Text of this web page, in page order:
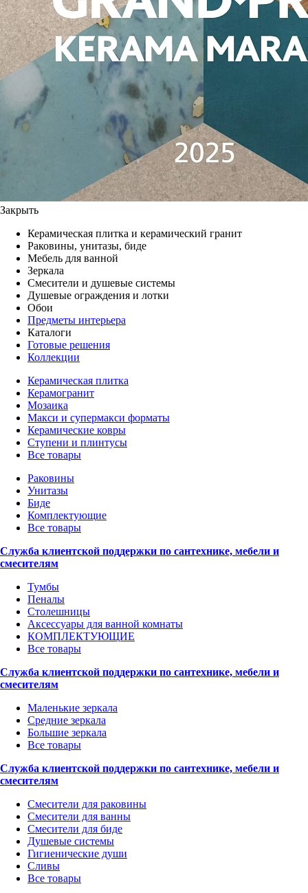
Закрыть
Керамическая плитка и керамический гранит
Раковины, унитазы, биде
Мебель для ванной
Зеркала
Смесители и душевые системы
Душевые ограждения и лотки
Обои
Предметы интерьера
Каталоги
Готовые решения
Коллекции
Керамическая плитка
Керамогранит
Мозаика
Макси и супермакси форматы
Керамические ковры
Ступени и плинтусы
Все товары
Раковины
Унитазы
Биде
Комплектующие
Все товары
Служба клиентской поддержки по сантехнике, мебели и
смесителям
Тумбы
Пеналы
Столешницы
Аксессуары для ванной комнаты
КОМПЛЕКТУЮЩИЕ
Все товары
Служба клиентской поддержки по сантехнике, мебели и
смесителям
Маленькие зеркала
Средние зеркала
Большие зеркала
Все товары
Служба клиентской поддержки по сантехнике, мебели и
смесителям
Смесители для раковины
Смесители для ванны
Смесители для биде
Душевые системы
Гигиенические души
Сливы
Все товары